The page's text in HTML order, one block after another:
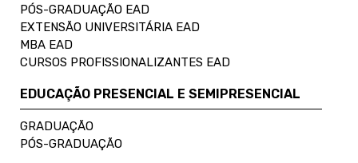
PÓS-GRADUAÇÃO EAD
EXTENSÃO UNIVERSITÁRIA EAD
MBA EAD
CURSOS PROFISSIONALIZANTES EAD
EDUCAÇÃO PRESENCIAL E SEMIPRESENCIAL
GRADUAÇÃO
PÓS-GRADUAÇÃO